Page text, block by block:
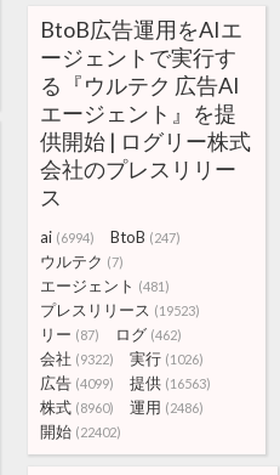
BtoB広告運用をAIエ
ージェントで実行す
る『ウルテク 広告AI
エージェント』を提
供開始 | ログリー株式
会社のプレスリリー
ス
ai (6994) BtoB (247)
ウルテク (7)
エージェント (481)
プレスリリース (19523)
リー (87) ログ (462)
会社 (9322) 実行 (1026)
広告 (4099) 提供 (16563)
株式 (8960) 運用 (2486)
開始 (22402)